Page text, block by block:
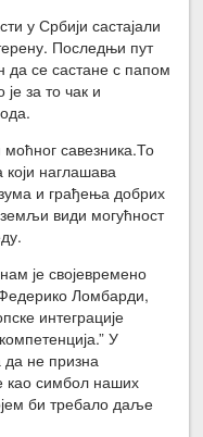
у Србији састајали
Последњи пут
да се састане с папом
за то чак и
моћног савезника.То
који наглашава
и грађења добрих
види могућност
је својевремено
Ломбарди,
интеграције
У
не призна
као симбол наших
би требало даље